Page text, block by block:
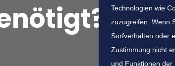
Technologien wie
zuzugreifen. Wenn
Surfverhalten oder
Zustimmung nicht
und Funktionen